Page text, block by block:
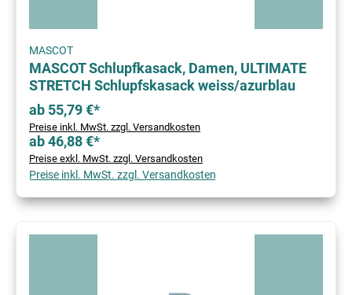
MASCOT
MASCOT Schlupfkasack, Damen, ULTIMATE
STRETCH Schlupfskasack weiss/azurblau
ab 55,79 €*
Preise inkl. MwSt. zzgl. Versandkosten
ab 46,88 €*
Preise exkl. MwSt. zzgl. Versandkosten
Preise inkl. MwSt. zzgl. Versandkosten